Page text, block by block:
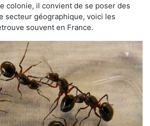
colonie, il convient de se poser des
secteur géographique, voici les
souvent en France.